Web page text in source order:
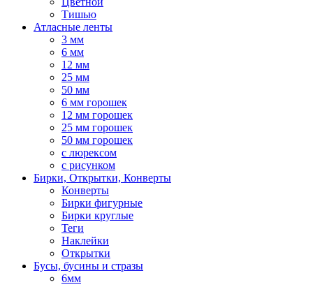
Тишью
Атласные ленты
3 мм
6 мм
12 мм
25 мм
50 мм
6 мм горошек
12 мм горошек
25 мм горошек
50 мм горошек
с люрексом
с рисунком
Бирки, Oткрытки, Конверты
Конверты
Бирки фигурные
Бирки круглые
Теги
Наклейки
Открытки
Бусы, бусины и стразы
6мм